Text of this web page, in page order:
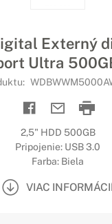
Externý
Ultra
2,5" HDD 500GB
Pripojenie: USB 3.0
Farba: Biela
VIAC